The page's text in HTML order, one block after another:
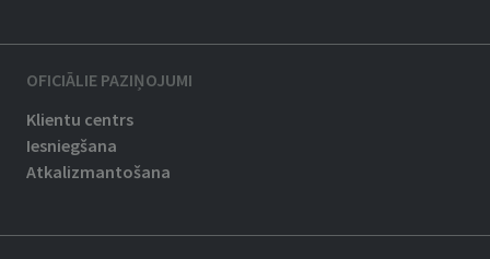
OFICIĀLIE PAZIŅOJUMI
Klientu centrs
Iesniegšana
Atkalizmantošana